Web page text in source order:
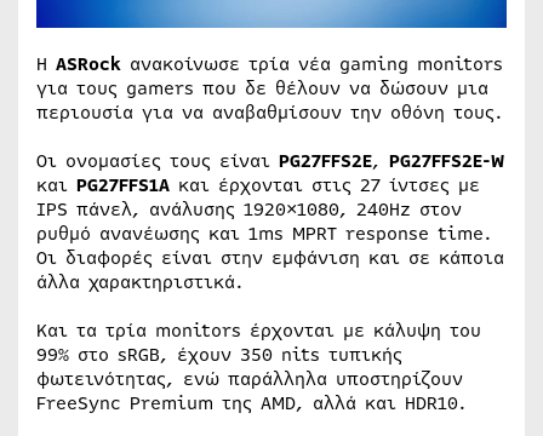
Η ASRock ανακοίνωσε τρία νέα gaming monitors
για τους gamers που δε θέλουν να δώσουν μια
περιουσία για να αναβαθμίσουν την οθόνη τους.
Οι ονομασίες τους είναι PG27FFS2E, PG27FFS2E-W
και PG27FFS1A και έρχονται στις 27 ίντσες με
IPS πάνελ, ανάλυσης 1920×1080, 240Hz στον
ρυθμό ανανέωσης και 1ms MPRT response time.
Οι διαφορές είναι στην εμφάνιση και σε κάποια
άλλα χαρακτηριστικά.
Και τα τρία monitors έρχονται με κάλυψη του
99% στο sRGB, έχουν 350 nits τυπικής
φωτεινότητας, ενώ παράλληλα υποστηρίζουν
FreeSync Premium της AMD, αλλά και HDR10.